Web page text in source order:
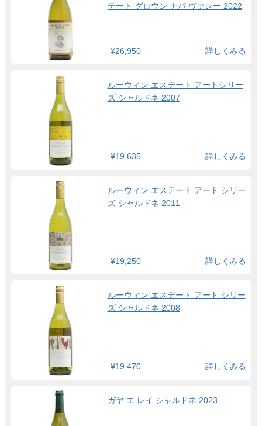
テート グロウン ナパ ヴァレー 2022
¥26,950 詳しくみる
ルーウィン エステート アートシリー
ズ シャルドネ 2007
¥19,635 詳しくみる
ルーウィン エステート アート シリー
ズ シャルドネ 2011
¥19,250 詳しくみる
ルーウィン エステート アート シリー
ズ シャルドネ 2008
¥19,470 詳しくみる
ガヤ エ レイ シャルドネ 2023